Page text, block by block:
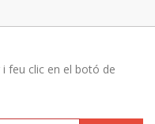
feu clic en el botó de